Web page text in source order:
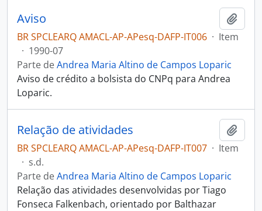
Aviso
BR SPCLEARQ AMACL-AP-APesq-DAFP-IT006 · Item
· 1990-07
Parte deAndrea Maria Altino de Campos Loparic
Aviso de crédito a bolsista do CNPq para Andrea
Loparic.
Relação de atividades
BR SPCLEARQ AMACL-AP-APesq-DAFP-IT007 · Item
· s.d.
Parte deAndrea Maria Altino de Campos Loparic
Relação das atividades desenvolvidas por Tiago
Fonseca Falkenbach, orientado por Balthazar